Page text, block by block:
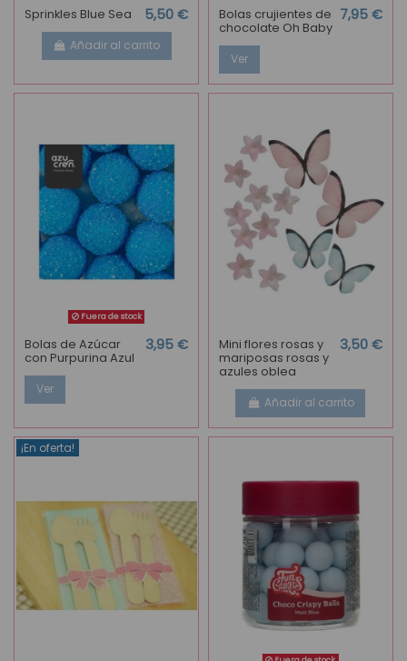
Sprinkles Blue Sea 5,50 €
Añadir al carrito
Bolas crujientes de
chocolate Oh Baby
7,95 €
Ver
Fuera de stock
Bolas de Azúcar
con Purpurina Azul
3,95 €
Ver
Mini flores rosas y
mariposas rosas y
azules oblea
3,50 €
Añadir al carrito
¡En oferta!